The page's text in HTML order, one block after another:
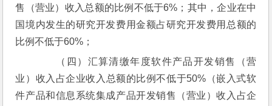
售（营业）收入总额的比例不低于6%；其中，企业在中
国境内发生的研究开发费用金额占研究开发费用总额的
比例不低于60%；
（四）汇算清缴年度软件产品开发销售（营
业）收入占企业收入总额的比例不低于50%（嵌入式软
件产品和信息系统集成产品开发销售（营业）收入占企